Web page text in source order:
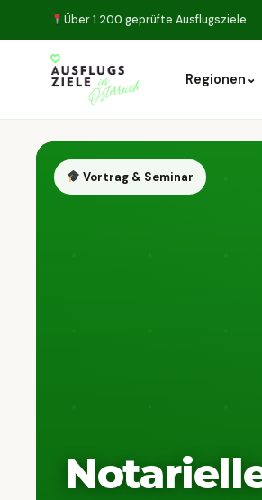
Über 1.200 geprüfte Ausflugsziele
Regionen ⌄
Vortrag & Seminar